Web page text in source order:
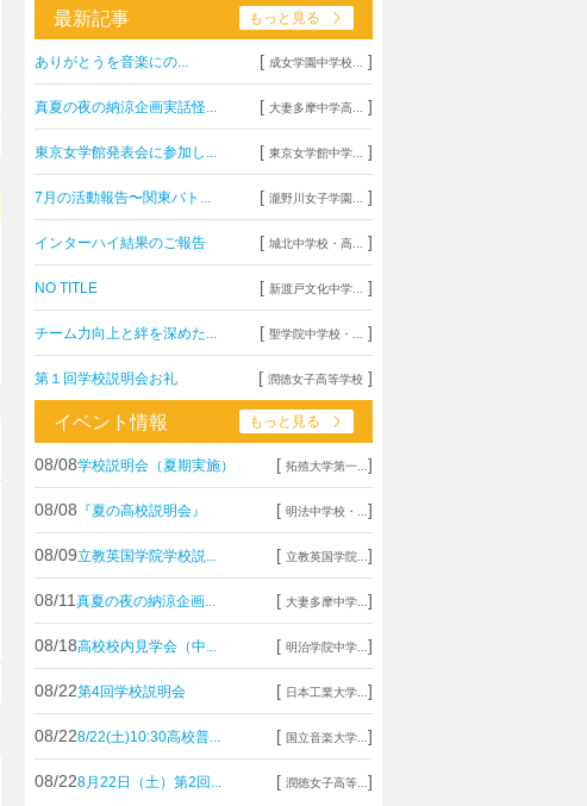
最新記事 もっと見る
ありがとうを音楽にの... [ 成女学園中学校... ]
真夏の夜の納涼企画実話怪... [ 大妻多摩中学高... ]
東京女学館発表会に参加し... [ 東京女学館中学... ]
7月の活動報告〜関東バト... [ 瀧野川女子学園... ]
インターハイ結果のご報告 [ 城北中学校・高... ]
NO TITLE [ 新渡戸文化中学... ]
チーム力向上と絆を深めた... [ 聖学院中学校・... ]
第１回学校説明会お礼 [ 潤徳女子高等学校 ]
イベント情報 もっと見る
08/08学校説明会（夏期実施） [ 拓殖大学第一... ]
08/08 『夏の高校説明会』 [ 明法中学校・... ]
08/09立教英国学院学校説... [ 立教英国学院... ]
08/11 真夏の夜の納涼企画... [ 大妻多摩中学... ]
08/18高校校内見学会（中... [ 明治学院中学... ]
08/22第4回学校説明会 [ 日本工業大学... ]
08/228/22(土)10:30高校普... [ 国立音楽大学... ]
08/228月22日（土）第2回... [ 潤徳女子高等... ]